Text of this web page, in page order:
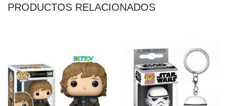
PRODUCTOS RELACIONADOS